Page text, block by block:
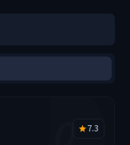
7.3